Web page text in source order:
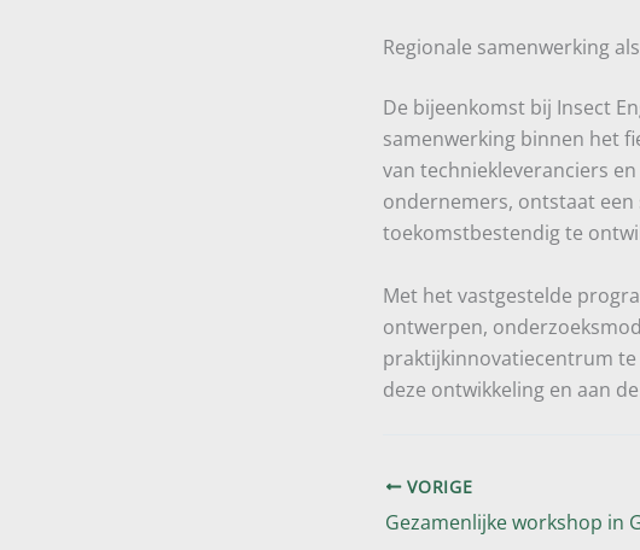
Regionale samenwerking
De bijeenkomst bij Insect
samenwerking binnen het
van techniekleveranciers
ondernemers, ontstaat
toekomstbestendig te
Met het vastgestelde
ontwerpen,
praktijkinnovatiecentrum
deze ontwikkeling en aan
VORIGE